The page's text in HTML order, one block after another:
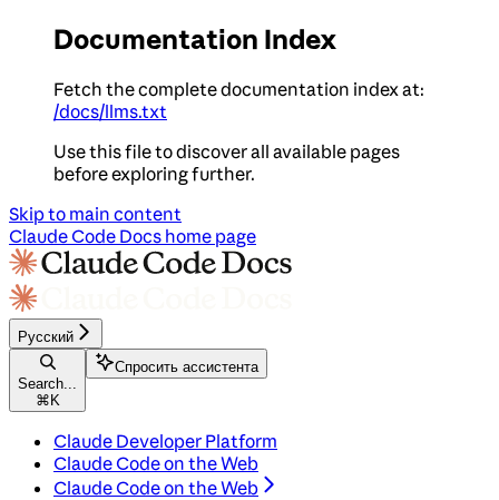
Documentation Index
Fetch the complete documentation index at:
/docs/llms.txt
Use this file to discover all available pages
before exploring further.
Skip to main content
Claude Code Docs home page
Русский
Search...
⌘ K
Спросить ассистента
Claude Developer Platform
Claude Code on the Web
Claude Code on the Web